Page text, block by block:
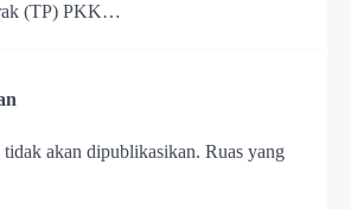
(TP) PKK…
akan dipublikasikan. Ruas yang